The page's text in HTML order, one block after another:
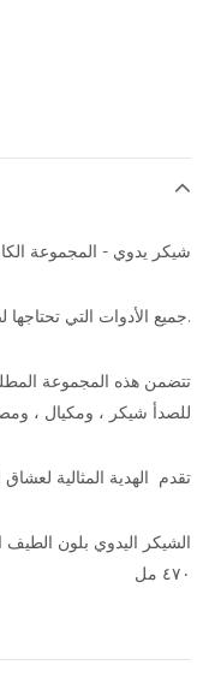
شيكر يدوي - المجموعة
جميع الأدوات التي تحتاجها لصياغة الكوكتيل المثالي بلمسة عصرية.
تتضمن هذه المجموعة
للصدأ شيكر ، ومكيال ،
تقدم الهدية المثالية
الشيكر اليدوي بلون
٤٧٠ مل